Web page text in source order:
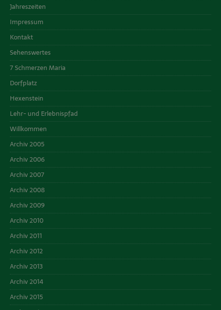
Jahreszeiten
Impressum
Kontakt
Sehenswertes
7 Schmerzen Maria
Dorfplatz
Hexenstein
Lehr- und Erlebnispfad
Willkommen
Archiv 2005
Archiv 2006
Archiv 2007
Archiv 2008
Archiv 2009
Archiv 2010
Archiv 2011
Archiv 2012
Archiv 2013
Archiv 2014
Archiv 2015